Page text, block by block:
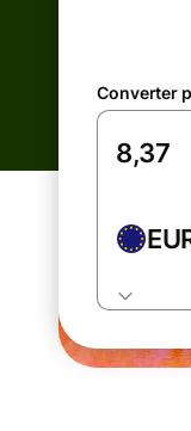
Converter